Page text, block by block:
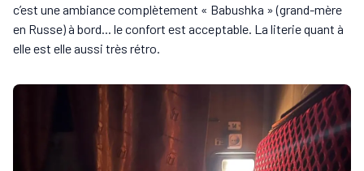
c’est une ambiance complètement « Babushka » (grand-mère
en Russe) à bord... le confort est acceptable. La literie quant à
elle est elle aussi très rétro.